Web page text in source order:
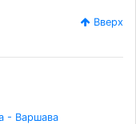
Вверх
- Варшава